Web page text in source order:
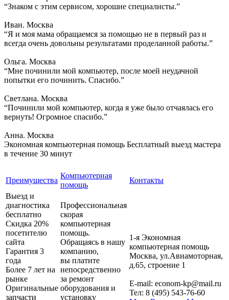
“Знаком с этим сервисом, хорошие специалисты.”
Иван. Москва
“Я и моя мама обращаемся за помощью не в первый раз и
всегда очень довольны результатами проделанной работы.”
Ольга. Москва
“Мне починили мой компьютер, после моей неудачной
попытки его починить. Спасибо.”
Светлана. Москва
“Починили мой компьютер, когда я уже было отчаялась его
вернуть! Огромное спасибо.”
Анна. Москва
Экономная компьютерная помощь Бесплатный выезд мастера
в течение 30 минут
Преимущества
Компьютерная
помощь
Контакты
Выезд и
диагностика
бесплатно
Скидка 20%
посетителю
сайта
Гарантия 3
года
Более 7 лет на
рынке
Оригинальные
запчасти
Профессиональная
скорая
компьютерная
помощь.
Обращаясь в нашу
компанию,
вы платите
непосредственно
за ремонт
оборудования и
установку
1-я Экономная
компьютерная помощь
Москва, ул.Авиамоторная,
д.65, строение 1
E-mail: econom-kp@mail.ru
Тел: 8 (495) 543-76-60